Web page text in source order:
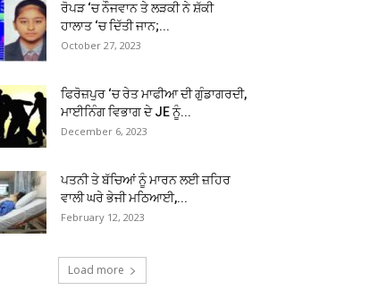
ਰੋਪੜ ‘ਚ ਨੌਜਵਾਨ ਤੇ ਲੜਕੀ ਨੇ ਸ਼ੱਕੀ
ਹਾਲਾਤ ‘ਚ ਦਿੱਤੀ ਜਾਨ;...
October 27, 2023
ਫਿਰੋਜ਼ਪੁਰ ‘ਚ ਰੇਤ ਮਾਫੀਆ ਦੀ ਗੁੰਡਾਗਰਦੀ,
ਮਾਈਨਿੰਗ ਵਿਭਾਗ ਦੇ JE ਨੂੰ...
December 6, 2023
ਪਤਨੀ ਤੇ ਬੱਚਿਆਂ ਨੂੰ ਮਾਰਨ ਲਈ ਜ਼ਹਿਰ
ਵਾਲੀ ਘਰੇ ਭੇਜੀ ਮਠਿਆਈ,...
February 12, 2023
Load more